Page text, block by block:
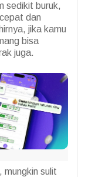
sedikit buruk,
dan
jika kamu
bisa
juga.
mungkin sulit